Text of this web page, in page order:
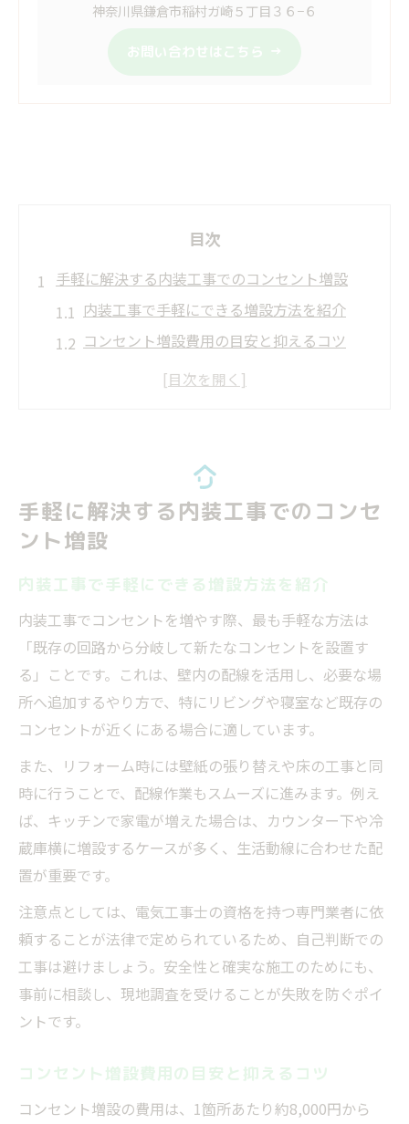
神奈川県鎌倉市稲村ガ崎５丁目３６−６
お問い合わせはこちら
目次
手軽に解決する内装工事でのコンセント増設
内装工事で手軽にできる増設方法を紹介
コンセント増設費用の目安と抑えるコツ
内装工事の中でも人気の増設アイデア
安全性を高めるコンセント増設の注意点
内装工事で守りたい安全基準とポイント
壁の中配線時の注意点と内装工事の重要性
増設時に避けたい違法リスクと対策法
DIYで増設する際に必要な資格と判断基準
内装工事でプロに依頼するメリットと安心
感
快適な暮らしを叶える内装工事の秘訣
ライフスタイルに合った内装工事で増設を
使い勝手を高めるコンセント配置のコツ
内装工事で叶うストレスフリーな家電配置
内装工事前に考える増設計画の立て方
増設工事のプロが伝える失敗しないポイン
ト
識
内装工事で増設する前に知るべき基礎知識
コンセント増設費用に関する最新情報
増設を成功させるための現地調査の重要性
DIYと内装工事でのコンセント増設を比較
手軽に解決する内装工事でのコンセ
ント増設
内装工事で手軽にできる増設方法を紹介
内装工事でコンセントを増やす際、最も手軽な方法は
「既存の回路から分岐して新たなコンセントを設置す
る」ことです。これは、壁内の配線を活用し、必要な場
所へ追加するやり方で、特にリビングや寝室など既存の
コンセントが近くにある場合に適しています。
また、リフォーム時には壁紙の張り替えや床の工事と同
時に行うことで、配線作業もスムーズに進みます。例え
ば、キッチンで家電が増えた場合は、カウンター下や冷
蔵庫横に増設するケースが多く、生活動線に合わせた配
置が重要です。
注意点としては、電気工事士の資格を持つ専門業者に依
頼することが法律で定められているため、自己判断での
工事は避けましょう。安全性と確実な施工のためにも、
事前に相談し、現地調査を受けることが失敗を防ぐポイ
ントです。
コンセント増設費用の目安と抑えるコツ
コンセント増設の費用は、1箇所あたり約8,000円から